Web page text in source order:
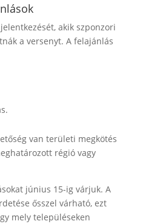
akik szponzori
a versenyt. A felajánlás
van területi megkötés
régió vagy
június 15-ig várjuk. A
ősszel várható, ezt
mely településeken